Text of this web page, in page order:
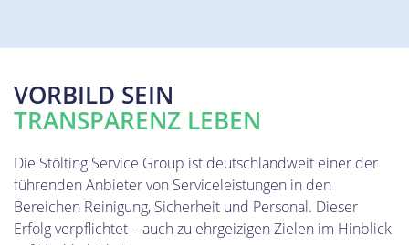
WERTE
Gegenseitiger Respekt ist die Basis für dauerhafte
VORBILD SEIN
TRANSPARENZ LEBEN
Die Stölting Service Group ist deutschlandweit einer der
führenden Anbieter von Serviceleistungen in den
Bereichen Reinigung, Sicherheit und Personal. Dieser
Erfolg verpflichtet – auch zu ehrgeizigen Zielen im Hinblick